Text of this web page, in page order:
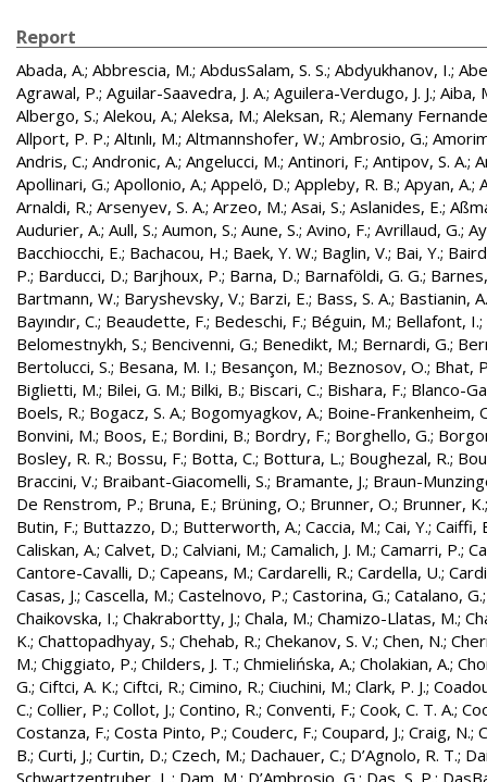
Report
Abada, A.; Abbrescia, M.; AbdusSalam, S. S.; Abdyukhanov, I.;
Agrawal, P.; Aguilar-Saavedra, J. A.; Aguilera-Verdugo, J. J.; Aiba,
Albergo, S.; Alekou, A.; Aleksa, M.; Aleksan, R.; Alemany
Allport, P. P.; Altınlı, M.; Altmannshofer, W.; Ambrosio, G.;
Andris, C.; Andronic, A.; Angelucci, M.; Antinori, F.; Antipov, S. A.;
Apollinari, G.; Apollonio, A.; Appelö, D.; Appleby, R. B.; Apyan, A.;
Arnaldi, R.; Arsenyev, S. A.; Arzeo, M.; Asai, S.; Aslanides, E.;
Audurier, A.; Aull, S.; Aumon, S.; Aune, S.; Avino, F.; Avrillaud, G.;
Bacchiocchi, E.; Bachacou, H.; Baek, Y. W.; Baglin, V.; Bai, Y.;
P.; Barducci, D.; Barjhoux, P.; Barna, D.; Barnaföldi, G. G.;
Bartmann, W.; Baryshevsky, V.; Barzi, E.; Bass, S. A.; Bastianin, A.
Bayındır, C.; Beaudette, F.; Bedeschi, F.; Béguin, M.; Bellafont, I.;
Belomestnykh, S.; Bencivenni, G.; Benedikt, M.; Bernardi, G.;
Bertolucci, S.; Besana, M. I.; Besançon, M.; Beznosov, O.; Bhat,
Biglietti, M.; Bilei, G. M.; Bilki, B.; Biscari, C.; Bishara, F.; Blanco-
Boels, R.; Bogacz, S. A.; Bogomyagkov, A.; Boine-Frankenheim,
Bonvini, M.; Boos, E.; Bordini, B.; Bordry, F.; Borghello, G.;
Bosley, R. R.; Bossu, F.; Botta, C.; Bottura, L.; Boughezal, R.;
Braccini, V.; Braibant-Giacomelli, S.; Bramante, J.; Braun-
De Renstrom, P.; Bruna, E.; Brüning, O.; Brunner, O.; Brunner, K.
Butin, F.; Buttazzo, D.; Butterworth, A.; Caccia, M.; Cai, Y.; Caiffi,
Caliskan, A.; Calvet, D.; Calviani, M.; Camalich, J. M.; Camarri, P.;
Cantore-Cavalli, D.; Capeans, M.; Cardarelli, R.; Cardella, U.;
Casas, J.; Cascella, M.; Castelnovo, P.; Castorina, G.; Catalano, G.
Chaikovska, I.; Chakrabortty, J.; Chala, M.; Chamizo-Llatas, M.;
K.; Chattopadhyay, S.; Chehab, R.; Chekanov, S. V.; Chen, N.;
M.; Chiggiato, P.; Childers, J. T.; Chmielińska, A.; Cholakian, A.;
G.; Ciftci, A. K.; Ciftci, R.; Cimino, R.; Ciuchini, M.; Clark, P. J.;
C.; Collier, P.; Collot, J.; Contino, R.; Conventi, F.; Cook, C. T. A.;
Costanza, F.; Costa Pinto, P.; Couderc, F.; Coupard, J.; Craig, N.;
B.; Curti, J.; Curtin, D.; Czech, M.; Dachauer, C.; D’Agnolo, R. T.;
Schwartzentruber, L.; Dam, M.; D’Ambrosio, G.; Das, S. P.;